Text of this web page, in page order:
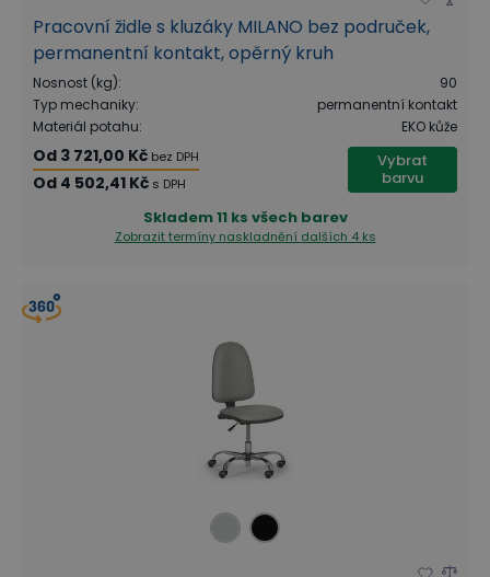
Pracovní židle s kluzáky MILANO bez područek,
permanentní kontakt, opěrný kruh
Nosnost (kg):
90
Typ mechaniky:
permanentní kontakt
Materiál potahu: EKO kůže
Od 3 721,00 Kč bez DPH
Od 4 502,41 Kč s DPH
Vybrat
barvu
Skladem11 ks všech barev
Zobrazit termíny naskladnění dalších 4 ks